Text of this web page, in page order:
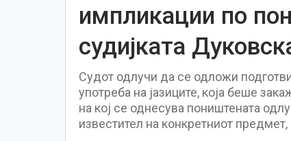
импликации по
судијката
Судот одлучи да се одложи
употреба на јазиците, која беше
на кој се однесува поништената
известител на конкретниот